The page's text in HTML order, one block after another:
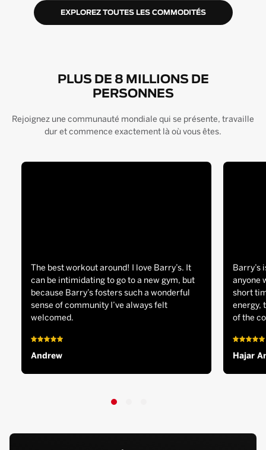
EXPLOREZ TOUTES LES COMMODITÉS
PLUS DE 8 MILLIONS DE
PERSONNES
Rejoignez une communauté mondiale qui se présente, travaille
dur et commence exactement là où vous êtes.
The best workout around! I love Barry’s. It
can be intimidating to go to a new gym, but
because Barry’s fosters such a wonderful
sense of community I’ve always felt
welcomed.
Andrew
Barry’s
anyone
short
energy,
of the
Hajar